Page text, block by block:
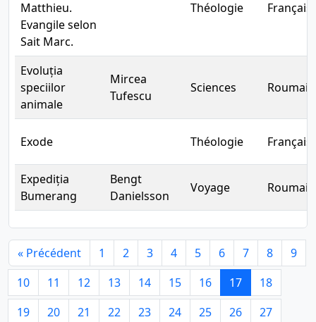
Matthieu.
Evangile selon
Sait Marc.
Théologie Français
Evoluția
speciilor
animale
Mircea
Tufescu
Sciences Roumain
Exode Théologie Français
Expediția
Bumerang
Bengt
Danielsson
Voyage Roumain
« Précédent 1 2 3 4 5 6 7 8
9
10
11 12 13 14 15 16 17
18
19
20 21 22 23 24 25 26 27